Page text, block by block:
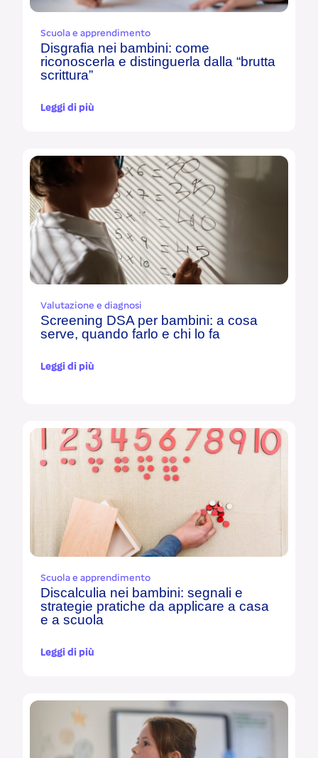
Scuola e apprendimento
Disgrafia nei bambini: come
riconoscerla e distinguerla dalla “brutta
scrittura”
Leggi di più
Valutazione e diagnosi
Screening DSA per bambini: a cosa
serve, quando farlo e chi lo fa
Leggi di più
Scuola e apprendimento
Discalculia nei bambini: segnali e
strategie pratiche da applicare a casa
e a scuola
Leggi di più